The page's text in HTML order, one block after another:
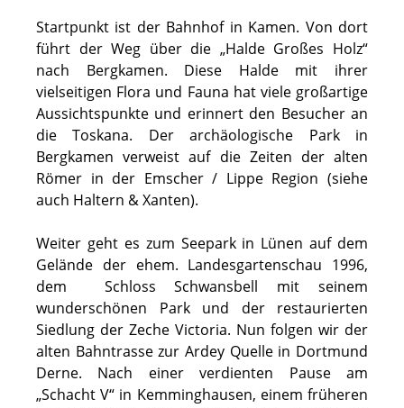
Startpunkt ist der Bahnhof in Kamen. Von dort
führt der Weg über die „Halde Großes Holz“
nach Bergkamen. Diese Halde mit ihrer
vielseitigen Flora und Fauna hat viele großartige
Aussichtspunkte und erinnert den Besucher an
die Toskana. Der archäologische Park in
Bergkamen verweist auf die Zeiten der alten
Römer in der Emscher / Lippe Region (siehe
auch Haltern & Xanten).
Weiter geht es zum Seepark in Lünen auf dem
Gelände der ehem. Landesgartenschau 1996,
dem Schloss Schwansbell mit seinem
wunderschönen Park und der restaurierten
Siedlung der Zeche Victoria. Nun folgen wir der
alten Bahntrasse zur Ardey Quelle in Dortmund
Derne. Nach einer verdienten Pause am
„Schacht V“ in Kemminghausen, einem früheren